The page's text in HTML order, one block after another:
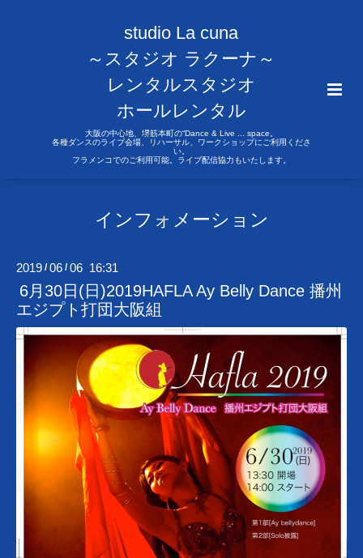
studio La cuna
～スタジオ ラクーナ～
レンタルスタジオ
ホールレンタル
大阪の中心地、堺筋本町の“Dance & Live ... space。
各種ダンスのライブ会場、リハーサル、ワークショップにご利用くださ
い。
フラメンコでのご利用可能。ライブ配信協力もいたします。
インフォメーション
2019 /06 /06 16:31
6月30日(日)2019HAFLA Ay Belly Dance 播州
エジプト打団大阪組